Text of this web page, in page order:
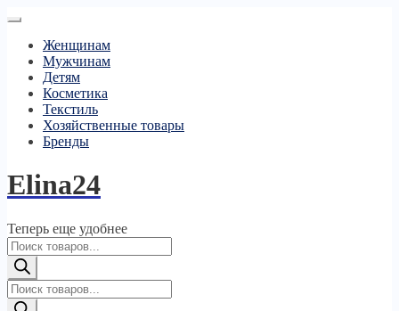
Женщинам
Мужчинам
Детям
Косметика
Текстиль
Хозяйственные товары
Бренды
Elina24
Теперь еще удобнее
Поиск
товаров
Поиск
товаров